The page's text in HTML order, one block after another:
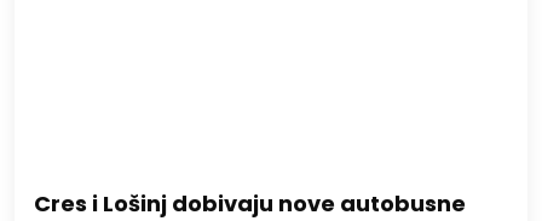
Cres i Lošinj dobivaju nove autobusne